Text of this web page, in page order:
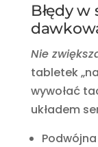
Błędy
Nie
tabletek
wywołać
układem